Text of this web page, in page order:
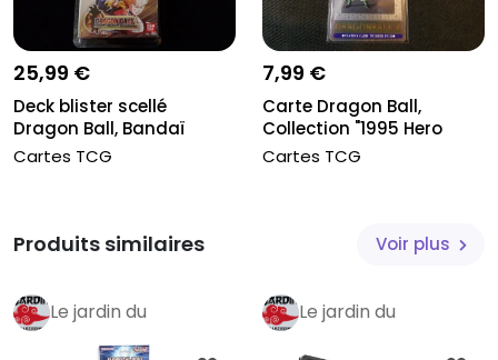
25,99 €
Deck blister scellé
Dragon Ball, Bandaï
Carddass 2...
Cartes TCG
7,99 €
Carte Dragon Ball,
Collection "1995 Hero
Collectio...
Cartes TCG
Produits similaires Voir plus
Le jardin du
collectionneur
Le jardin du